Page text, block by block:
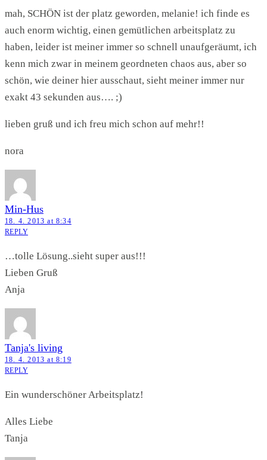
mah, SCHÖN ist der platz geworden, melanie! ich finde es
auch enorm wichtig, einen gemütlichen arbeitsplatz zu
haben, leider ist meiner immer so schnell unaufgeräumt, ich
kenn mich zwar in meinem geordneten chaos aus, aber so
schön, wie deiner hier ausschaut, sieht meiner immer nur
exakt 43 sekunden aus…. ;)
lieben gruß und ich freu mich schon auf mehr!!
nora
Min-Hus
18. 4. 2013 at 8:34
REPLY
…tolle Lösung..sieht super aus!!!
Lieben Gruß
Anja
Tanja's living
18. 4. 2013 at 8:19
REPLY
Ein wunderschöner Arbeitsplatz!
Alles Liebe
Tanja